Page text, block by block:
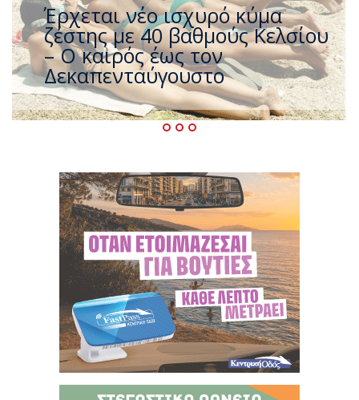
Άφαντος ο Τσίπρας… την ώρα
που η χώρα καίγεται